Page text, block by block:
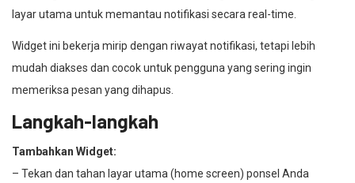
layar utama untuk memantau notifikasi secara real-time.
Widget ini bekerja mirip dengan riwayat notifikasi, tetapi lebih
mudah diakses dan cocok untuk pengguna yang sering ingin
memeriksa pesan yang dihapus.
Langkah-langkah
Tambahkan Widget:
– Tekan dan tahan layar utama (home screen) ponsel Anda